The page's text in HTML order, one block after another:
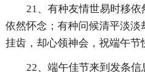
21、有种友情世易时移
依然怀念；有种问候清平淡
挂齿，却心领神会，祝端午节
22、端午佳节来到发条